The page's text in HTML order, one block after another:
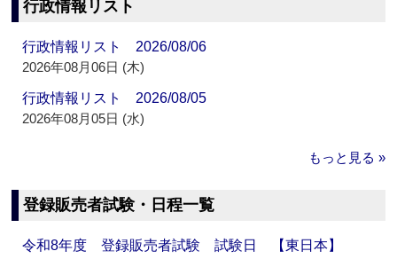
行政情報リスト
行政情報リスト 2026/08/06
2026年08月06日 (木)
行政情報リスト 2026/08/05
2026年08月05日 (水)
もっと見る »
登録販売者試験・日程一覧
令和8年度 登録販売者試験 試験日 【東日本】